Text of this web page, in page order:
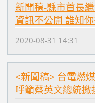
新聞稿-縣市首長
資訊不公開 誰知
2020-08-31 14:31
<新聞稿> 台電燃
呼籲蔡英文總統撤